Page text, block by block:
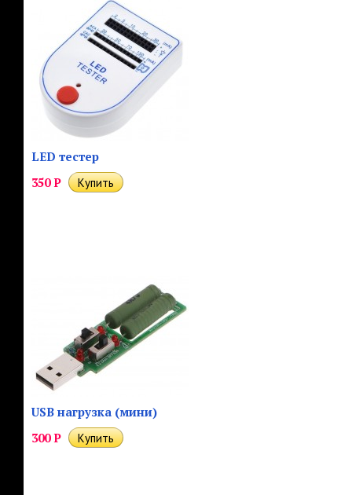
LED тестер
350Р
USB нагрузка (мини)
300Р